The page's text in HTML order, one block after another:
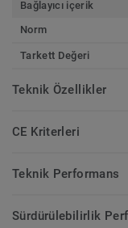
Bağlayıcı içerik
Norm
Tarkett Değeri
Teknik Özellikler
CE Kriterleri
Teknik Performans
Sürdürülebilirlik